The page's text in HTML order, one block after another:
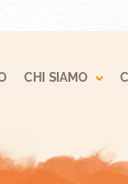
CHI SIAMO